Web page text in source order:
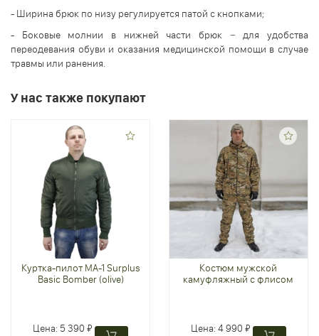
- Ширина брюк по низу регулируется патой с кнопками;
- Боковые молнии в нижней части брюк − для удобства
переодевания обуви и оказания медицинской помощи в случае
травмы или ранения.
У нас также покупают
Куртка-пилот MA-1 Surplus
Basic Bomber (olive)
Цена: 5 390 ₽
Костюм мужской
камуфляжный с флисом
Цена:4 990 ₽